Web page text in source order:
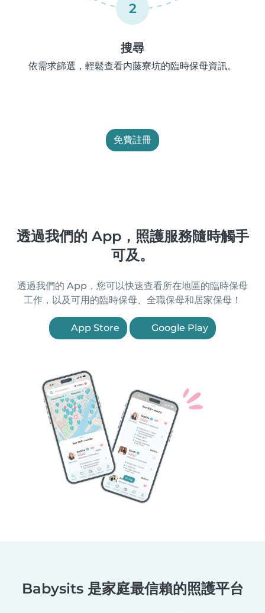
2
搜尋
依需求篩選，輕鬆查看内藤寮坑的臨時保母資訊。
免費註冊
透過我們的 App，照護服務隨時觸手
可及。
透過我們的 App，您可以快速查看所在地區的臨時保母
工作，以及可用的臨時保母、全職保母和居家保母！
App Store Google Play
Babysits 是家庭最信賴的照護平台